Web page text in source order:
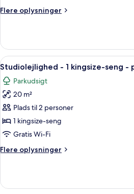
seng
Flere oplysninger
Flere
-
kingsize-
seng
(Times
Square)
Indlæs
alle
billeder
af
Studiolejlighed
-
1
seng
Et
10
Studiolejlighed - 1 kingsize-seng -
Parkudsigt
20 m²
Plads til 2 personer
1 kingsize-seng
Gratis Wi-Fi
Flere oplysninger
Flere
-